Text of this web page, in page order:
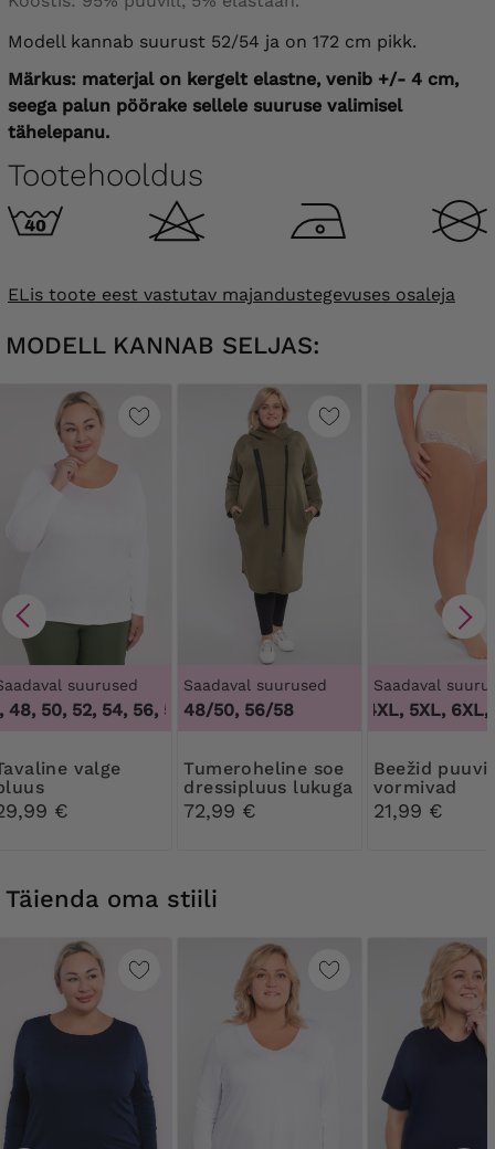
Modell kannab suurust 52/54 ja on 172 cm pikk.
Märkus: materjal on kergelt elastne, venib +/- 4 cm,
seega palun pöörake sellele suuruse valimisel
tähelepanu.
Tootehooldus
ELis toote eest vastutav majandustegevuses osaleja
MODELL KANNAB SELJAS:
suurused
50, 52, 54, 56, 58, 60, 62, 64,44, 46, 48, 50, 52, 54,
€
Saadaval suurused
48/50, 56/58
Tumeroheline soe
dressipluus lukuga
72,99 €
Saadaval
3XL, 4XL, 5XL, 6XL,
Beežid puuvillased
vormivad
aluspüksid
21,99 €
Täienda oma stiili